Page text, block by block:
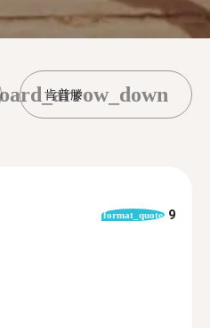
肯普滕
format_quote 9